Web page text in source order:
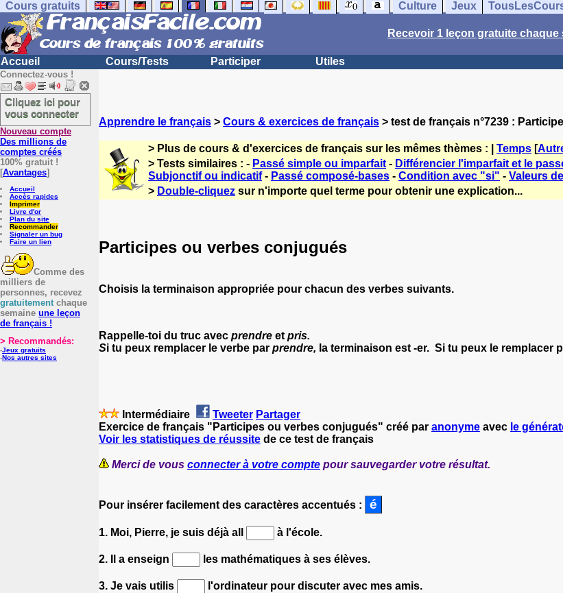
Cours gratuits Culture Jeux
Recevoir 1 leçon gratuite chaque
Accueil Cours/Tests Participer Utiles
Connectez-vous !
Cliquez ici pour
vous connecter
Nouveau compte
Des millions de
comptes créés
100% gratuit !
[Avantages]
Accueil
Accès rapides
Imprimer
Livre d'or
Plan du site
Recommander
Signaler un bug
Faire un lien
Comme des
milliers de
personnes, recevez
gratuitementchaque
semaine une leçon
de français !
> Recommandés:
-Jeux gratuits
-Nos autres sites
Apprendre le français > Cours & exercices de français > test de français n°7239 :
> Plus de cours & d'exercices de français sur les mêmes thèmes : | Temps [
> Tests similaires : - Passé simple ou imparfait - Différencier l'imparfait et le
Subjonctif ou indicatif- Passé composé-bases - Condition avec "si" - Valeurs
> Double-cliquez sur n'importe quel terme pour obtenir une explication...
Participes ou verbes conjugués
Choisis la terminaison appropriée pour chacun des verbes suivants.
Rappelle-toi du truc avec prendre et pris.
Si tu peux remplacer le verbe par prendre, la terminaison est -er. Si tu peux le remplacer
Intermédiaire Tweeter Partager
Exercice de français "Participes ou verbes conjugués" créé par anonyme avec le
Voir les statistiques de réussite de ce test de français
Merci de vous connecter à votre compte pour sauvegarder votre résultat.
Pour insérer facilement des caractères accentués :
1. Moi, Pierre, je suis déjà all à l'école.
2. Il a enseign les mathématiques à ses élèves.
3. Je vais utilis l'ordinateur pour discuter avec mes amis.